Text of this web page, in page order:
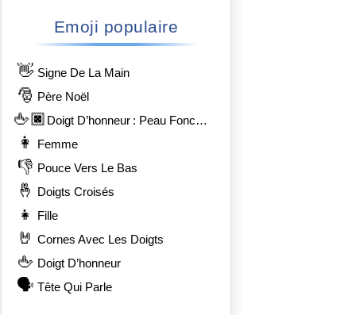
Emoji populaire
👋 Signe De La Main
🎅 Père Noël
🖕🏿 Doigt D’honneur : Peau Foncée
👩 Femme
👎 Pouce Vers Le Bas
🤞 Doigts Croisés
👧 Fille
🤘 Cornes Avec Les Doigts
🖕 Doigt D’honneur
🗣️ Tête Qui Parle